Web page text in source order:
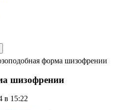
форма шизофрении
шизофрении
в 15:22